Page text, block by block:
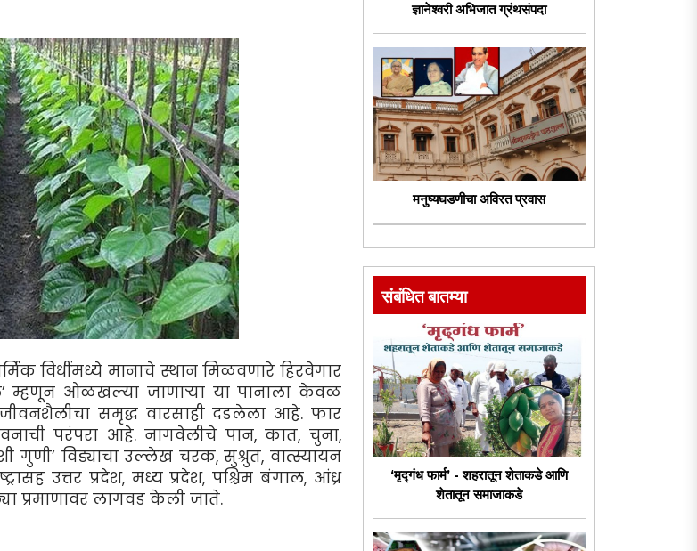
विधींमध्ये मानाचे स्थान मिळवणारे हिरवेगार
म्हणून ओळखल्या जाणार्‍या या पानाला केवळ
समृद्ध वारसाही दडलेला आहे. फार
परंपरा आहे. नागवेलीचे पान, कात, चुना,
गुणी’ विड्याचा उल्लेख चरक, सुश्रुत, वात्स्यायन
उत्तर प्रदेश, मध्य प्रदेश, पश्चिम बंगाल, आंध्र
प्रमाणावर लागवड केली जाते.
ज्ञानेश्वरी अभिजात ग्रंथसंपदा
मनुष्यघडणीचा अविरत प्रवास
संबंधित बातम्या
‘मृद्गंध फार्म’ - शहरातून शेताकडे आणि
शेतातून समाजाकडे